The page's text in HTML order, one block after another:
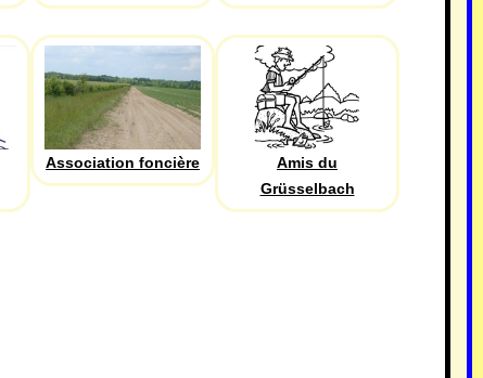
Association foncière
Amis du
Grüsselbach